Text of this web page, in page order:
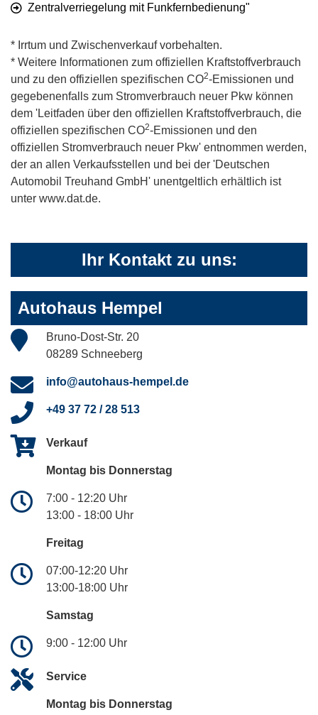
Zentralverriegelung mit Funkfernbedienung"
* Irrtum und Zwischenverkauf vorbehalten.
* Weitere Informationen zum offiziellen Kraftstoffverbrauch
und zu den offiziellen spezifischen CO2-Emissionen und
gegebenenfalls zum Stromverbrauch neuer Pkw können
dem 'Leitfaden über den offiziellen Kraftstoffverbrauch, die
offiziellen spezifischen CO2-Emissionen und den
offiziellen Stromverbrauch neuer Pkw' entnommen werden,
der an allen Verkaufsstellen und bei der 'Deutschen
Automobil Treuhand GmbH' unentgeltlich erhältlich ist
unter www.dat.de.
Ihr Kontakt zu uns:
Autohaus Hempel
Bruno-Dost-Str. 20
08289 Schneeberg
info@autohaus-hempel.de
+49 37 72 / 28 513
Verkauf
Montag bis Donnerstag
7:00 - 12:20 Uhr
13:00 - 18:00 Uhr
Freitag
07:00-12:20 Uhr
13:00-18:00 Uhr
Samstag
9:00 - 12:00 Uhr
Service
Montag bis Donnerstag